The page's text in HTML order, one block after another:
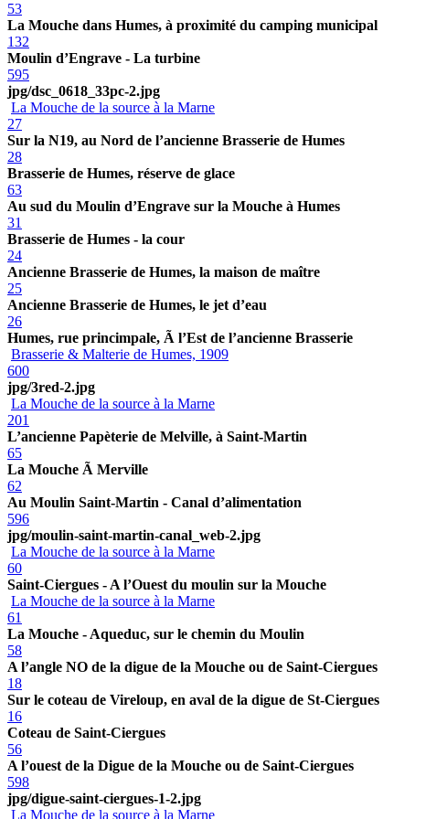
53
La Mouche dans Humes, à proximité du camping municipal
132
Moulin d’Engrave - La turbine
595
jpg/dsc_0618_33pc-2.jpg
La Mouche de la source à la Marne
27
Sur la N19, au Nord de l’ancienne Brasserie de Humes
28
Brasserie de Humes, réserve de glace
63
Au sud du Moulin d’Engrave sur la Mouche à Humes
31
Brasserie de Humes - la cour
24
Ancienne Brasserie de Humes, la maison de maître
25
Ancienne Brasserie de Humes, le jet d’eau
26
Humes, rue princimpale, Ã l’Est de l’ancienne Brasserie
Brasserie & Malterie de Humes, 1909
600
jpg/3red-2.jpg
La Mouche de la source à la Marne
201
L’ancienne Papèterie de Melville, à Saint-Martin
65
La Mouche Ã Merville
62
Au Moulin Saint-Martin - Canal d’alimentation
596
jpg/moulin-saint-martin-canal_web-2.jpg
La Mouche de la source à la Marne
60
Saint-Ciergues - A l’Ouest du moulin sur la Mouche
La Mouche de la source à la Marne
61
La Mouche - Aqueduc, sur le chemin du Moulin
58
A l’angle NO de la digue de la Mouche ou de Saint-Ciergues
18
Sur le coteau de Vireloup, en aval de la digue de St-Ciergues
16
Coteau de Saint-Ciergues
56
A l’ouest de la Digue de la Mouche ou de Saint-Ciergues
598
jpg/digue-saint-ciergues-1-2.jpg
La Mouche de la source à la Marne